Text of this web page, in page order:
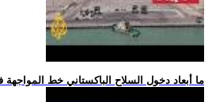
.. ما أبعاد دخول السلاح الباكستاني خط